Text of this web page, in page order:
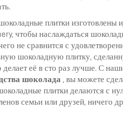
плитки изготовлены
чтобы наслаждаться
не сравнится с
шоколадную плитку,
делает её в сто раз лучше. С
шоколада , вы можете
плитки делаются с
семьи или друзей, ничего